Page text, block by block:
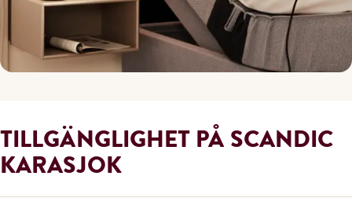
TILLGÄNGLIGHET PÅ SCANDIC
KARASJOK